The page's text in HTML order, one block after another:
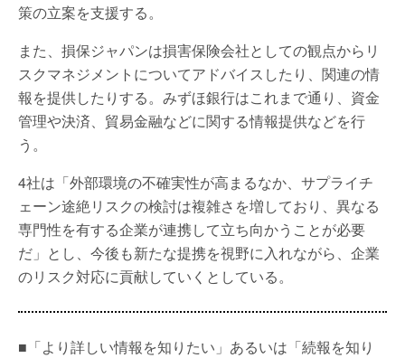
策の立案を支援する。
また、損保ジャパンは損害保険会社としての観点からリ
スクマネジメントについてアドバイスしたり、関連の情
報を提供したりする。みずほ銀行はこれまで通り、資金
管理や決済、貿易金融などに関する情報提供などを行
う。
4社は「外部環境の不確実性が高まるなか、サプライチ
ェーン途絶リスクの検討は複雑さを増しており、異なる
専門性を有する企業が連携して立ち向かうことが必要
だ」とし、今後も新たな提携を視野に入れながら、企業
のリスク対応に貢献していくとしている。
■「より詳しい情報を知りたい」あるいは「続報を知り